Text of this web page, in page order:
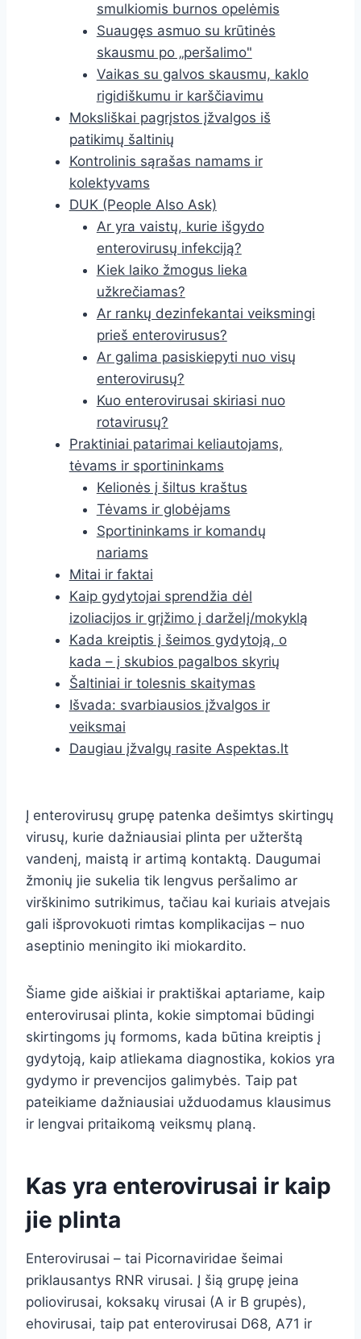
smulkiomis burnos opelėmis
Suaugęs asmuo su krūtinės
skausmu po „peršalimo"
Vaikas su galvos skausmu, kaklo
rigidiškumu ir karščiavimu
Moksliškai pagrįstos įžvalgos iš
patikimų šaltinių
Kontrolinis sąrašas namams ir
kolektyvams
DUK (People Also Ask)
Ar yra vaistų, kurie išgydo
enterovirusų infekciją?
Kiek laiko žmogus lieka
užkrečiamas?
Ar rankų dezinfekantai veiksmingi
prieš enterovirusus?
Ar galima pasiskiepyti nuo visų
enterovirusų?
Kuo enterovirusai skiriasi nuo
rotavirusų?
Praktiniai patarimai keliautojams,
tėvams ir sportininkams
Kelionės į šiltus kraštus
Tėvams ir globėjams
Sportininkams ir komandų
nariams
Mitai ir faktai
Kaip gydytojai sprendžia dėl
izoliacijos ir grįžimo į darželį/mokyklą
Kada kreiptis į šeimos gydytoją, o
kada – į skubios pagalbos skyrių
Šaltiniai ir tolesnis skaitymas
Išvada: svarbiausios įžvalgos ir
veiksmai
Daugiau įžvalgų rasite Aspektas.lt
Į enterovirusų grupę patenka dešimtys skirtingų
virusų, kurie dažniausiai plinta per užterštą
vandenį, maistą ir artimą kontaktą. Daugumai
žmonių jie sukelia tik lengvus peršalimo ar
virškinimo sutrikimus, tačiau kai kuriais atvejais
gali išprovokuoti rimtas komplikacijas – nuo
aseptinio meningito iki miokardito.
Šiame gide aiškiai ir praktiškai aptariame, kaip
enterovirusai plinta, kokie simptomai būdingi
skirtingoms jų formoms, kada būtina kreiptis į
gydytoją, kaip atliekama diagnostika, kokios yra
gydymo ir prevencijos galimybės. Taip pat
pateikiame dažniausiai užduodamus klausimus
ir lengvai pritaikomą veiksmų planą.
Kas yra enterovirusai ir kaip
jie plinta
Enterovirusai – tai Picornaviridae šeimai
priklausantys RNR virusai. Į šią grupę įeina
poliovirusai, koksakų virusai (A ir B grupės),
ehovirusai, taip pat enterovirusai D68, A71 ir